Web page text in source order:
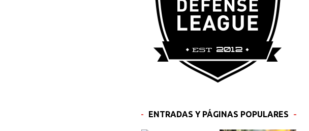
ENTRADAS Y PÁGINAS POPULARES